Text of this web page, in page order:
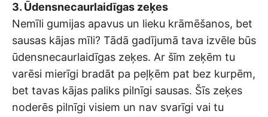
3. Ūdensnecaurlaidīgas zeķes
Nemīli gumijas apavus un lieku krāmēšanos, bet
sausas kājas mīli? Tādā gadījumā tava izvēle būs
ūdensnecaurlaidīgas zeķes. Ar šīm zeķēm tu
varēsi mierīgi bradāt pa peļķēm pat bez kurpēm,
bet tavas kājas paliks pilnīgi sausas. Šīs zeķes
noderēs pilnīgi visiem un nav svarīgi vai tu